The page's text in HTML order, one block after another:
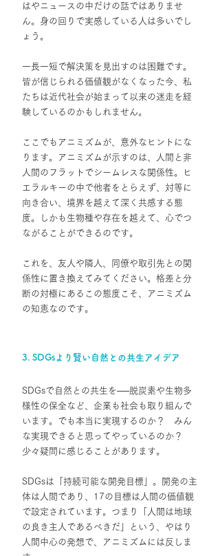
はやニュースの中だけの話ではありませ
ん。身の回りで実感している人は多いでし
ょう。
一長一短で解決策を見出すのは困難です。
皆が信じられる価値観がなくなった今、私
たちは近代社会が始まって以来の迷走を経
験しているのかもしれません。
ここでもアニミズムが、意外なヒントにな
ります。アニミズムが示すのは、人間と非
人間のフラットでシームレスな関係性。ヒ
エラルキーの中で他者をとらえず、対等に
向き合い、境界を越えて深く共感する態
度。しかも生物種や存在を越えて、心でつ
ながることができるのです。
これを、友人や隣人、同僚や取引先との関
係性に置き換えてみてください。格差と分
断の対極にあるこの態度こそ、アニミズム
の知恵なのです。
3. SDGsより賢い自然との共生アイデア
SDGsで自然との共生を──脱炭素や生物多
様性の保全など、企業も社会も取り組んで
います。でも本当に実現するのか？　みん
な実現できると思ってやっているのか？
少々疑問に感じることがあります。
SDGsは「持続可能な開発目標」。開発の主
体は人間であり、17の目標は人間の価値観
で設定されています。つまり「人間は地球
の良き主人であるべきだ」という、やはり
人間中心の発想で、アニミズムには反しま